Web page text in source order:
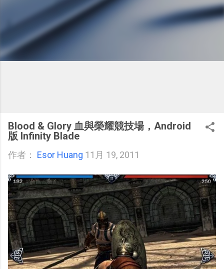
Blood & Glory 血與榮耀競技場，Android
版 Infinity Blade
作者： Esor Huang 11月 19, 2011